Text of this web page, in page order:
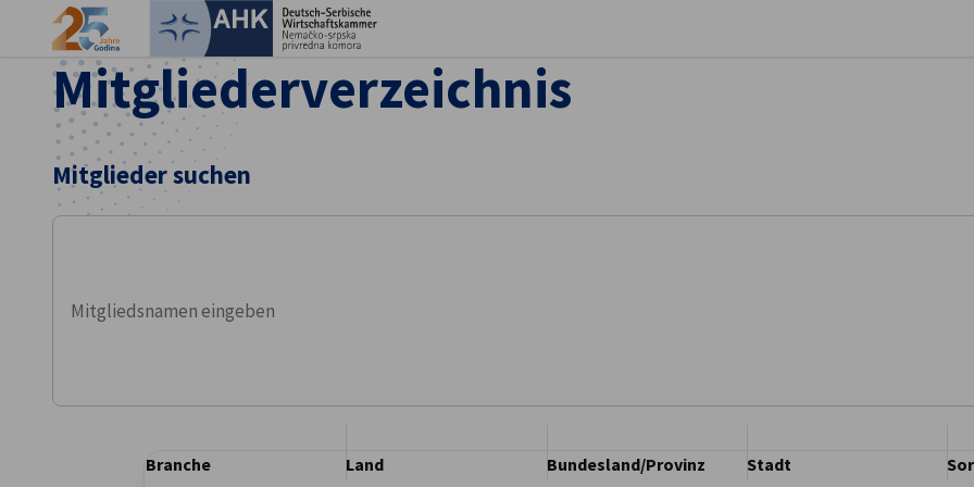
Mitgliederverzeichnis
Mitglieder suchen
Branche
Land
Bundesland/Provinz
Stadt